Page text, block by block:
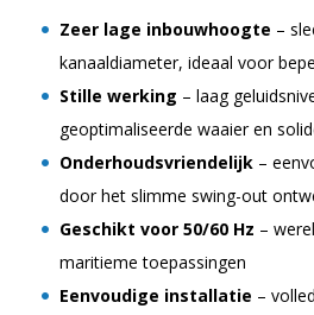
Zeer lage inbouwhoogte –
kanaaldiameter, ideaal voor
Stille werking – laag
geoptimaliseerde waaier en
Onderhoudsvriendelijk –
door het slimme swing-out
Geschikt voor 50/60 Hz –
maritieme toepassingen
Eenvoudige installatie –